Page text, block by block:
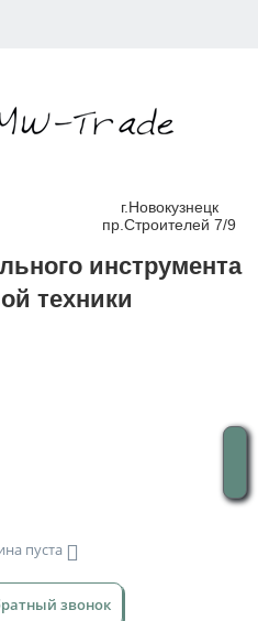
г.Новокузнецк
пр.Строителей 7/9
инструмента
техники
пуста
звонок